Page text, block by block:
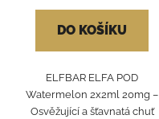
DO KOŠÍKU
ELFBAR ELFA POD
Watermelon 2x2ml 20mg –
Osvěžující a šťavnatá chuť